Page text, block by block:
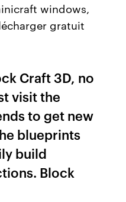
windows,
gratuit
Craft 3D, no
visit the
to get new
blueprints
build
Block